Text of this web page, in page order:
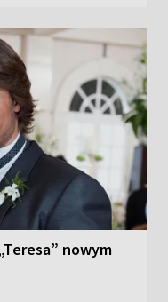
nowym